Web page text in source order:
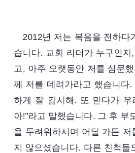
2012년 저는 복음을 전하다
습니다. 교회 리더가 누구인
고, 아주 오랫동안 저를 심문
께 저를 데려가라고 했습니다
하게 잘 감시해. 또 믿다가
아!”라고 말했습니다. 그 후
을 두려워하시며 어딜 가든
지 않으셨습니다. 다른 친척들